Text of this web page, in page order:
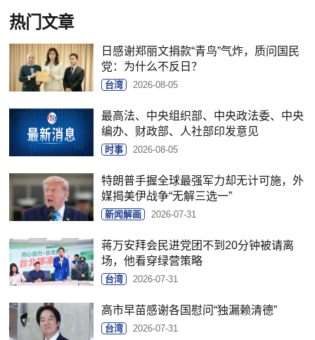
热门文章
日感谢郑丽文捐款“青鸟”气炸，质问国民
党：为什么不反日？
台湾 2026-08-05
最高法、中央组织部、中央政法委、中央
编办、财政部、人社部印发意见
时事 2026-08-05
特朗普手握全球最强军力却无计可施，外
媒揭美伊战争“无解三选一”
新闻解画 2026-07-31
蒋万安拜会民进党团不到20分钟被请离
场，他看穿绿营策略
台湾 2026-07-31
高市早苗感谢各国慰问“独漏赖清德”
台湾 2026-07-31